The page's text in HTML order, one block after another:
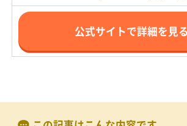
公式サイトで詳細を見